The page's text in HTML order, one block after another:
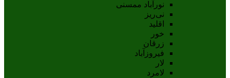
نورآباد ممسنی
نی‌ریز
اقلید
خور
زرقان
فیروزآباد
لار
لامرد